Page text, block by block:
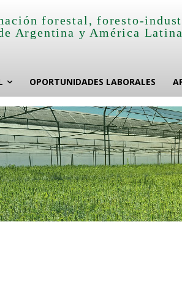
forestal, foresto-
Argentina y América
OPORTUNIDADES LABORALES